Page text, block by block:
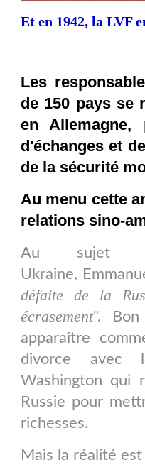
Et en 1942, la LVF
Les
de 150 pays se
en Allemagne,
d'échanges et
de la sécurité
Au menu cette
relations sino-
Au sujet
Ukraine,
défaite de la
écrasement".
apparaître
divorce avec
Washington qui
Russie pour
richesses.
Mais la réalité